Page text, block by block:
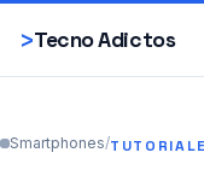
>Tecno Adictos
Smartphones
Smartphones/